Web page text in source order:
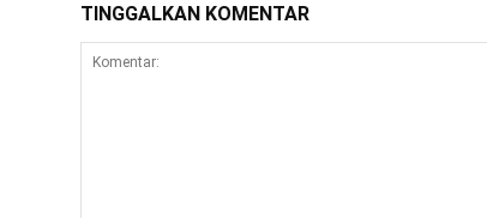
TINGGALKAN KOMENTAR